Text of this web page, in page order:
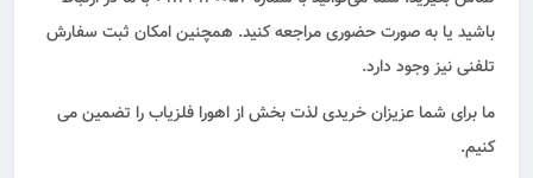
باشید یا به صورت حضوری مراجعه کنید. همچنین امکان ثبت سفارش
تلفنی نیز وجود دارد.
ما برای شما عزیزان خریدی لذت بخش از اهورا فلزیاب را تضمین می
کنیم.